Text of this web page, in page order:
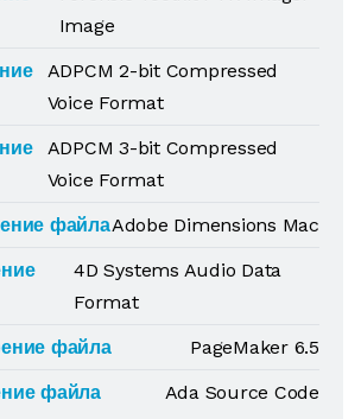
Image
ADPCM 2-bit Compressed
Voice Format
ADPCM 3-bit Compressed
Voice Format
файлаAdobe Dimensions Mac
4D Systems Audio Data
Format
файла
PageMaker 6.5
файла
Ada Source Code